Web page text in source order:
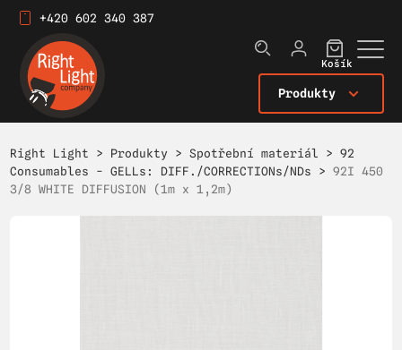
+420 602 340 387
Produkty
Košík
Right Light > Produkty >Spotřební materiál >92
Consumables - GELLs: DIFF./CORRECTIONs/NDs >92I 450
3/8 WHITE DIFFUSION (1m x 1,2m)